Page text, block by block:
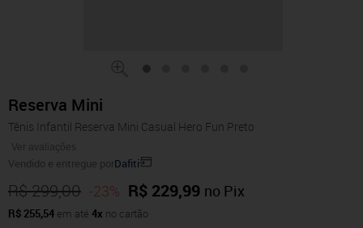
Reserva Mini
Tênis Infantil Reserva Mini Casual Hero Fun Preto
Ver avaliações
Vendido e entregue porDafiti
R$ 299,00 -23% R$ 229,99 no Pix
R$ 255,54 em até 4x no cartão